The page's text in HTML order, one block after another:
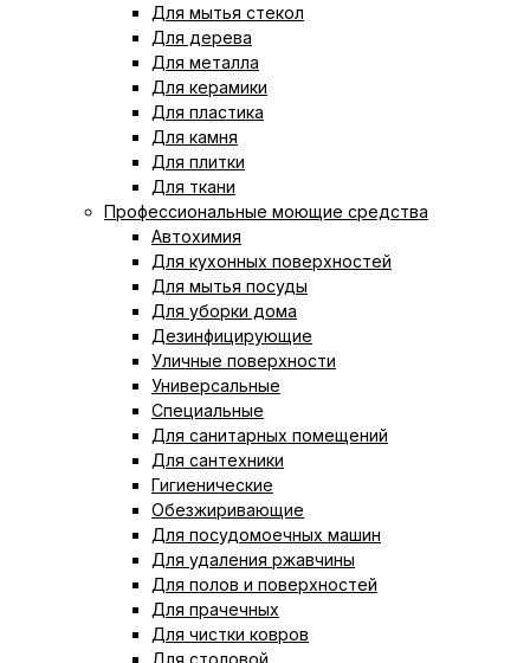
Для мытья стекол
Для дерева
Для металла
Для керамики
Для пластика
Для камня
Для плитки
Для ткани
Профессиональные моющие средства
Автохимия
Для кухонных поверхностей
Для мытья посуды
Для уборки дома
Дезинфицирующие
Уличные поверхности
Универсальные
Специальные
Для санитарных помещений
Для сантехники
Гигиенические
Обезжиривающие
Для посудомоечных машин
Для удаления ржавчины
Для полов и поверхностей
Для прачечных
Для чистки ковров
Для столовой